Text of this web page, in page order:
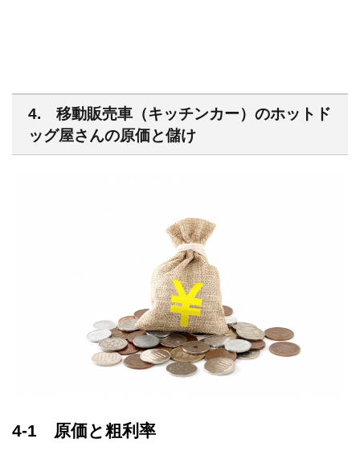
4. 移動販売車（キッチンカー）のホットド
ッグ屋さんの原価と儲け
4-1 原価と粗利率